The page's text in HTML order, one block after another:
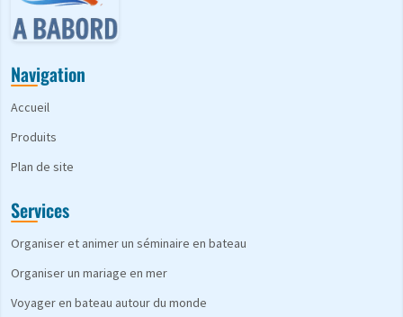
Navigation
Accueil
Produits
Plan de site
Services
Organiser et animer un séminaire en bateau
Organiser un mariage en mer
Voyager en bateau autour du monde